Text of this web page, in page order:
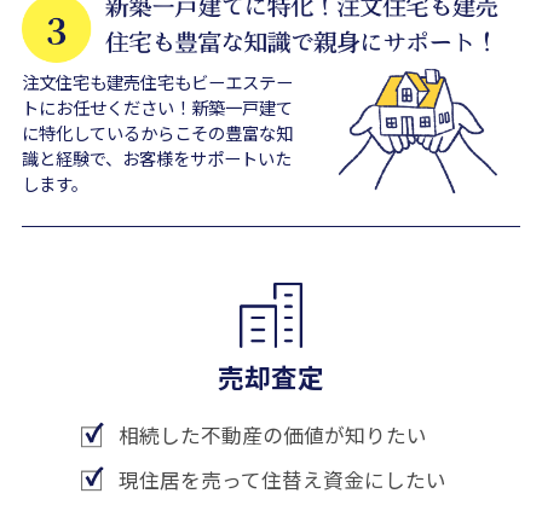
注文住宅も建売住宅もビーエステー
トにお任せください！新築一戸建て
に特化しているからこその豊富な知
識と経験で、お客様をサポートいた
します。
売却査定
相続した不動産の価値が知りたい
現住居を売って住替え資金にしたい